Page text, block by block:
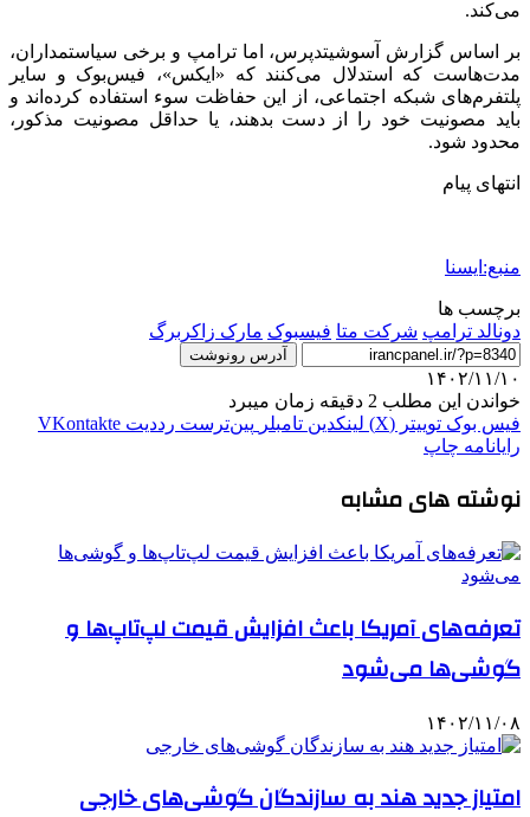
می‌کند.
بر اساس گزارش آسوشیتدپرس، اما ترامپ و برخی سیاستمداران،
مدت‌هاست که استدلال می‌کنند که «ایکس»، فیس‌بوک و سایر
پلتفرم‌های شبکه اجتماعی، از این حفاظت سوء استفاده کرده‌اند و
باید مصونیت خود را از دست بدهند، یا حداقل مصونیت مذکور،
محدود شود.
انتهای پیام
منبع:ایسنا
برچسب ها
دونالد ترامپ شرکت متا فیسبوک مارک زاکربرگ
آدرس رونوشت
۱۴۰۲/۱۱/۱۰
خواندن این مطلب 2 دقیقه زمان میبرد
فیس بوک توییتر (X) لینکدین ‫تامبلر ‫پین‌ترست ‫رددیت ‫VKontakte
رایانامه چاپ
نوشته های مشابه
تعرفه‌های آمریکا باعث افزایش قیمت لپ‌تاپ‌ها و
گوشی‌ها می‌شود
۱۴۰۲/۱۱/۰۸
امتیاز جدید هند به سازندگان گوشی‌های خارجی